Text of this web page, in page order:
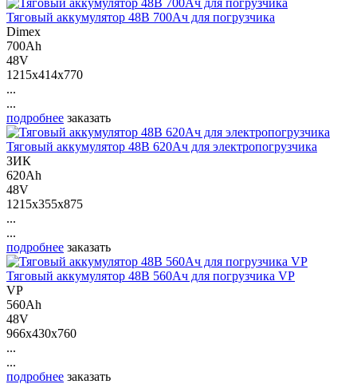
Тяговый аккумулятор 48В 700Ач для погрузчика
Dimex
700Ah
48V
1215x414x770
...
...
подробнее заказать
Тяговый аккумулятор 48В 620Ач для электропогрузчика
ЗИК
620Ah
48V
1215x355x875
...
...
подробнее заказать
Тяговый аккумулятор 48В 560Ач для погрузчика VP
VP
560Ah
48V
966x430x760
...
...
подробнее заказать